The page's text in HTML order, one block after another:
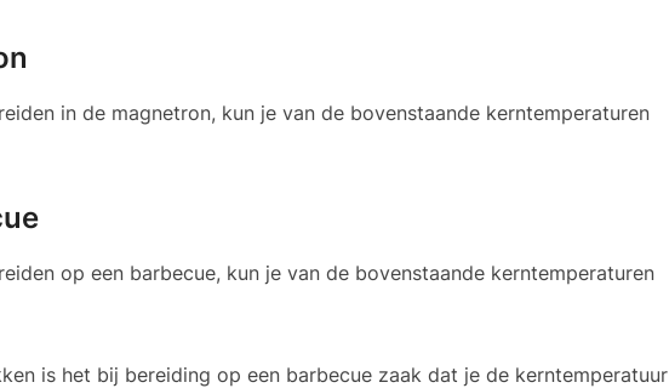
in de magnetron, kun je van de bovenstaande kerntemperaturen
op een barbecue, kun je van de bovenstaande kerntemperaturen
is het bij bereiding op een barbecue zaak dat je de kerntemperatuur